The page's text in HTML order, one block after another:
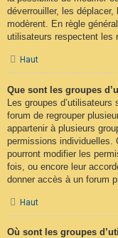
déverrouiller, les
modèrent. En règle
utilisateurs respectent les
Haut
Que sont les groupes
Les groupes
forum de regrouper
appartenir à plusieurs
permissions individuelles.
pourront modifier les
fois, ou encore leur
donner accès à un forum
Haut
Où sont les groupes